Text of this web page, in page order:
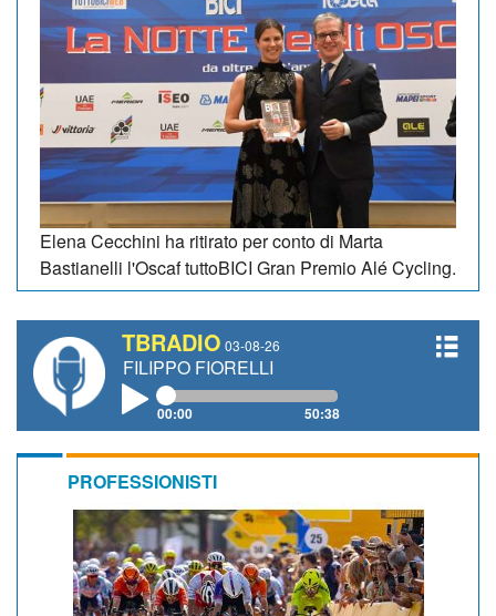
Elena Cecchini ha ritirato per conto di Marta
Bastianelli l'Oscaf tuttoBICI Gran Premio Alé Cycling.
TBRADIO 03-08-26
FILIPPO FIORELLI
00:00 50:38
PROFESSIONISTI